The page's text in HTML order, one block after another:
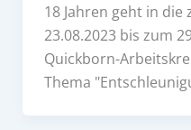
18 Jahren geht in die
23.08.2023 bis zum
Quickborn-
Thema